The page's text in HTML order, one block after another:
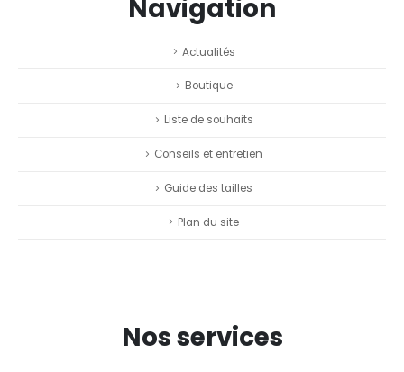
Navigation
Actualités
Boutique
Liste de souhaits
Conseils et entretien
Guide des tailles
Plan du site
Nos services